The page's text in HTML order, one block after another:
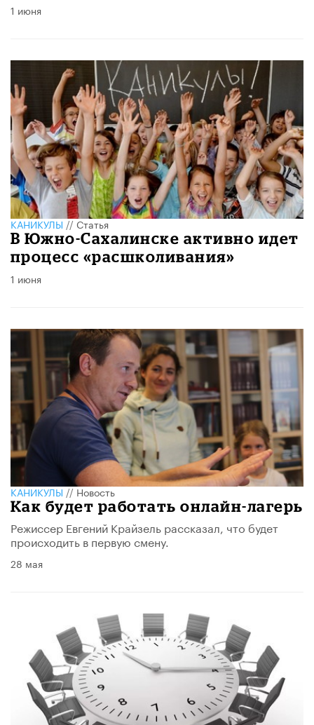
1 июня
КАНИКУЛЫ//Статья
В Южно-Сахалинске активно идет
процесс «расшколивания»
1 июня
КАНИКУЛЫ//Новость
Как будет работать онлайн-лагерь
Режиссер Евгений Крайзель рассказал, что будет
происходить в первую смену.
28 мая